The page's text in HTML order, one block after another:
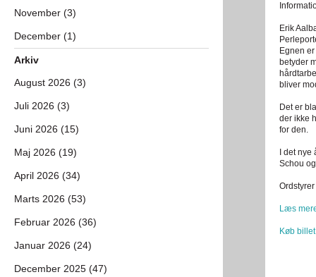
Erik
Egnen
betyder
bliver
Det er
der ikke
for den.
I det
Schou
Læs
Køb
November (3)
December (1)
Arkiv
August 2026 (3)
Juli 2026 (3)
Juni 2026 (15)
Maj 2026 (19)
April 2026 (34)
Marts 2026 (53)
Februar 2026 (36)
Januar 2026 (24)
December 2025 (47)